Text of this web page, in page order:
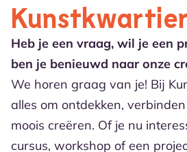
Heb je een vraag, wil je een
ben je benieuwd naar onze
We horen graag van je! Bij
alles om ontdekken,
moois creëren. Of je nu
cursus, workshop of een